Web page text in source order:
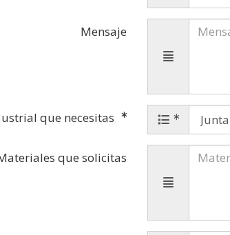
Mensaje
que necesitas
que solicitas